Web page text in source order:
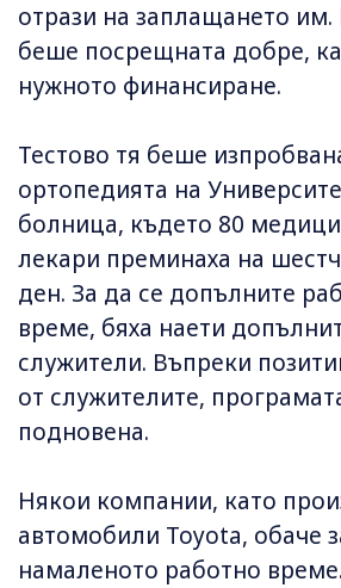
отрази на заплащането им.
беше посрещната добре,
нужното финансиране.
Тестово тя беше
ортопедията на
болница, където 80
лекари преминаха на
ден. За да се допълните
време, бяха наети
служители. Въпреки
от служителите,
подновена.
Някои компании, като
автомобили Toyota, обаче
намаленото работно време.